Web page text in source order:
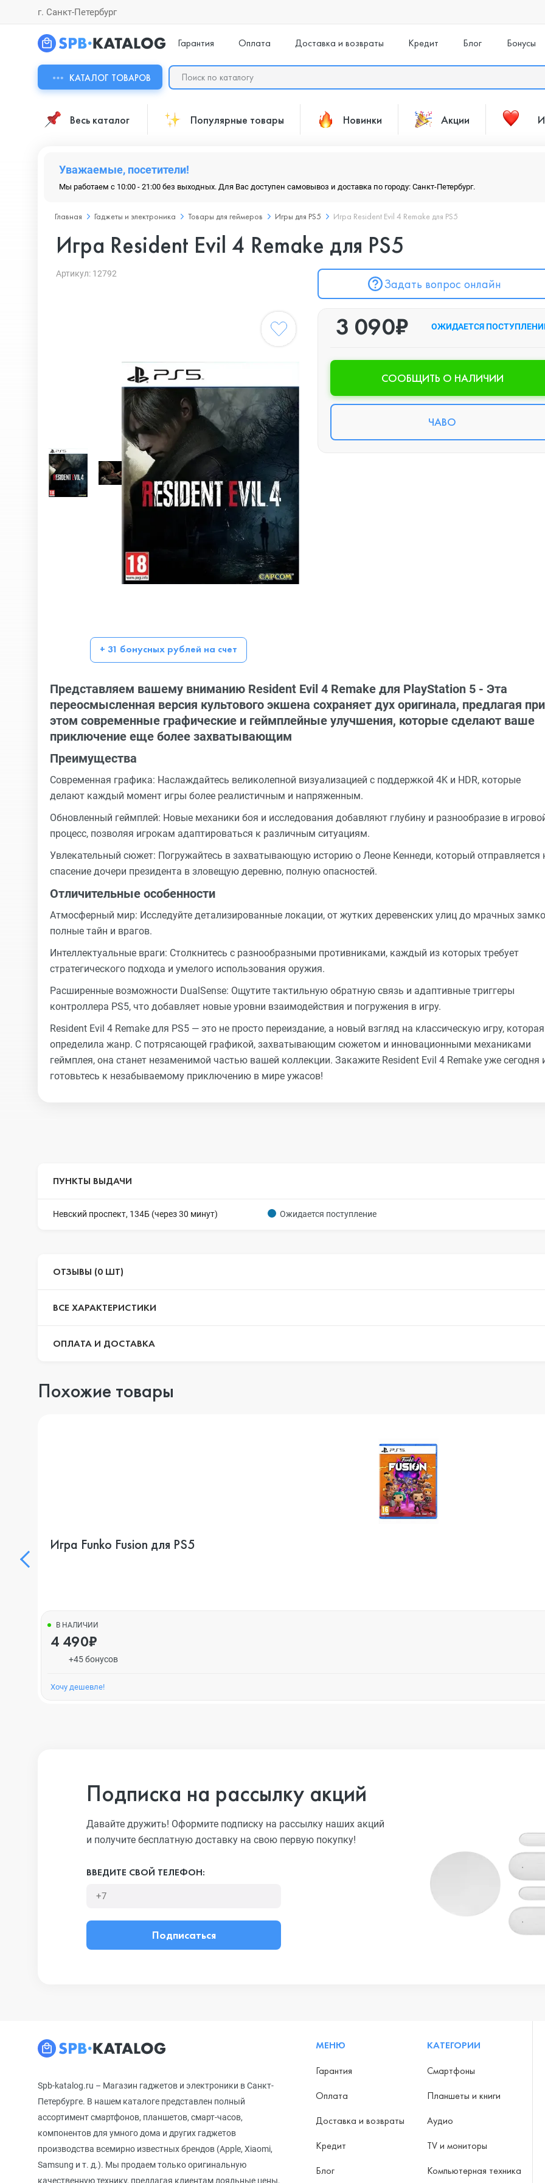
г. Санкт-Петербург
Гарантия Оплата Доставка и возвраты Кредит Блог Бонусы
КАТАЛОГ ТОВАРОВ
Весь каталог Популярные товары Новинки Акции
Уважаемые, посетители!
Мы работаем с 10:00 - 21:00 без выходных. Для Вас доступен самовывоз и доставка по городу: Санкт-Петербург.
Главная Гаджеты и электроника Товары для геймеров Игры для PS5 Игра Resident Evil 4 Remake для PS5
Игра Resident Evil 4 Remake для PS5
Артикул: 12792
Задать вопрос онлайн
+ 31 бонусных рублей на счет
3 090₽ ОЖИДАЕТСЯ
CООБЩИТЬ О НАЛИЧИИ
ЧАВО
Представляем вашему вниманию Resident Evil 4 Remake для PlayStation 5 - Эта
переосмысленная версия культового экшена сохраняет дух оригинала, предлагая при
этом современные графические и геймплейные улучшения, которые сделают ваше
приключение еще более захватывающим
Преимущества
Современная графика: Наслаждайтесь великолепной визуализацией с поддержкой 4K и HDR, которые
делают каждый момент игры более реалистичным и напряженным.
Обновленный геймплей: Новые механики боя и исследования добавляют глубину и разнообразие в
процесс, позволяя игрокам адаптироваться к различным ситуациям.
Увлекательный сюжет: Погружайтесь в захватывающую историю о Леоне Кеннеди, который отправляется
спасение дочери президента в зловещую деревню, полную опасностей.
Отличительные особенности
Атмосферный мир: Исследуйте детализированные локации, от жутких деревенских улиц до мрачных
полные тайн и врагов.
Интеллектуальные враги: Столкнитесь с разнообразными противниками, каждый из которых требует
стратегического подхода и умелого использования оружия.
Расширенные возможности DualSense: Ощутите тактильную обратную связь и адаптивные триггеры
контроллера PS5, что добавляет новые уровни взаимодействия и погружения в игру.
Resident Evil 4 Remake для PS5 — это не просто переиздание, а новый взгляд на классическую игру, которая
определила жанр. С потрясающей графикой, захватывающим сюжетом и инновационными механиками
геймплея, она станет незаменимой частью вашей коллекции. Закажите Resident Evil 4 Remake уже сегодня
готовьтесь к незабываемому приключению в мире ужасов!
ПУНКТЫ ВЫДАЧИ
Невский проспект, 134Б (через 30 минут) Ожидается поступление
ОТЗЫВЫ (0 ШТ)
ВСЕ ХАРАКТЕРИСТИКИ
ОПЛАТА И ДОСТАВКА
Похожие товары
Игра Funko Fusion для PS5
В НАЛИЧИИ
4 490₽
+45 бонусов
Хочу дешевле!
Подписка на рассылку акций
Давайте дружить! Оформите подписку на рассылку наших акций
и получите бесплатную доставку на свою первую покупку!
ВВЕДИТЕ СВОЙ ТЕЛЕФОН:
Подписаться
Spb-katalog.ru – Магазин гаджетов и электроники в Санкт-
Петербурге. В нашем каталоге представлен полный
ассортимент смартфонов, планшетов, смарт-часов,
компонентов для умного дома и других гаджетов
производства всемирно известных брендов (Apple, Xiaomi,
Samsung и т. д.). Мы продаем только оригинальную
качественную технику, предлагая клиентам лояльные цены,
МЕНЮ
Гарантия
Оплата
Доставка и возвраты
Кредит
Блог
КАТЕГОРИИ
Смартфоны
Планшеты и книги
Аудио
TV и мониторы
Компьютерная техника